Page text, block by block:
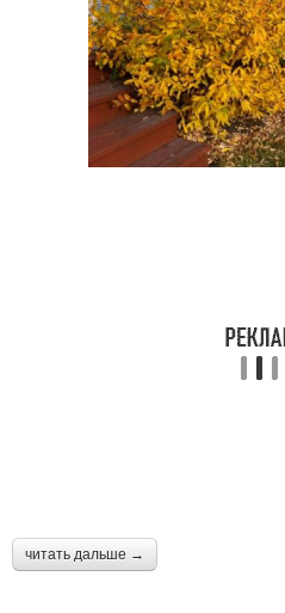
читать дальше →